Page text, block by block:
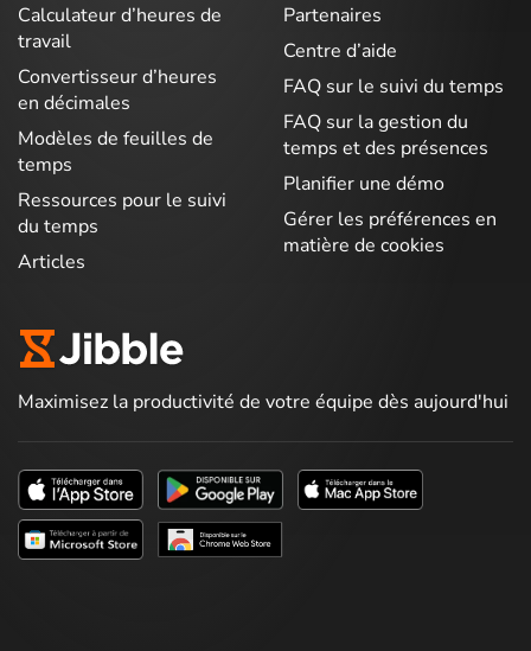
Calculateur d’heures de
travail
Convertisseur d’heures
en décimales
Modèles de feuilles de
temps
Ressources pour le suivi
du temps
Articles
Partenaires
Centre d’aide
FAQ sur le suivi du temps
FAQ sur la gestion du
temps et des présences
Planifier une démo
Gérer les préférences en
matière de cookies
Maximisez la productivité de votre équipe dès aujourd'hui